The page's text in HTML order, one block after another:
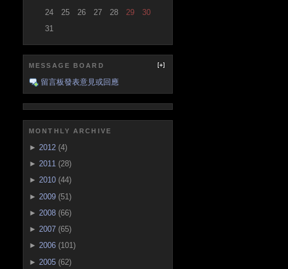
24
25 26 27 28 29
30
31
MESSAGE BOARD
留言板發表意見或回應
MONTHLY ARCHIVE
► 2012 (4)
► 2011 (28)
► 2010 (44)
► 2009 (51)
► 2008 (66)
► 2007 (65)
► 2006 (101)
► 2005 (62)